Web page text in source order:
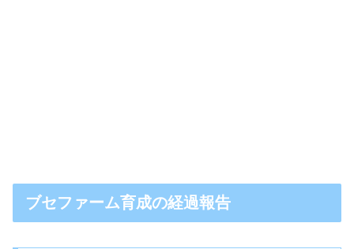
ブセファーム育成の経過報告